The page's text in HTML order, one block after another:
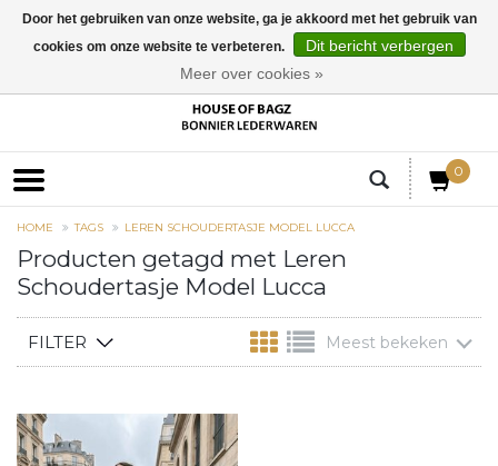
0
HOME TAGS LEREN SCHOUDERTASJE MODEL LUCCA
Producten getagd met Leren
Schoudertasje Model Lucca
FILTER Meest bekeken
Door het gebruiken van onze website, ga je akkoord met het gebruik van
cookies om onze website te verbeteren.
Dit bericht verbergen
Meer over cookies »